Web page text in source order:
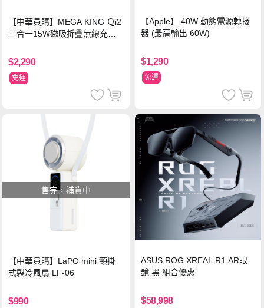
【中華員購】MEGA KING Ｑi2
三合一15W磁吸折疊無線充電
$2,290
免運
【Apple】 40W 動態電源轉接
器 (最高輸出 60W)
$1,290
免運
售完，補貨中
【中華員購】LaPO mini 頸掛
式製冷風扇 LF-06
$990
ASUS ROG XREAL R1 AR眼
鏡 黑 組合優惠
$58,998